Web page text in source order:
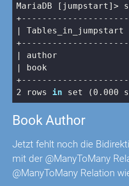
MariaDB [jumpstart]>
| Tables_in_jumpstart |
| author              |
| book                |
2 rows in set ( 0 . 000
Book Author
Jetzt fehlt noch die
mit der @ManyToMany
@ManyToMany Relation